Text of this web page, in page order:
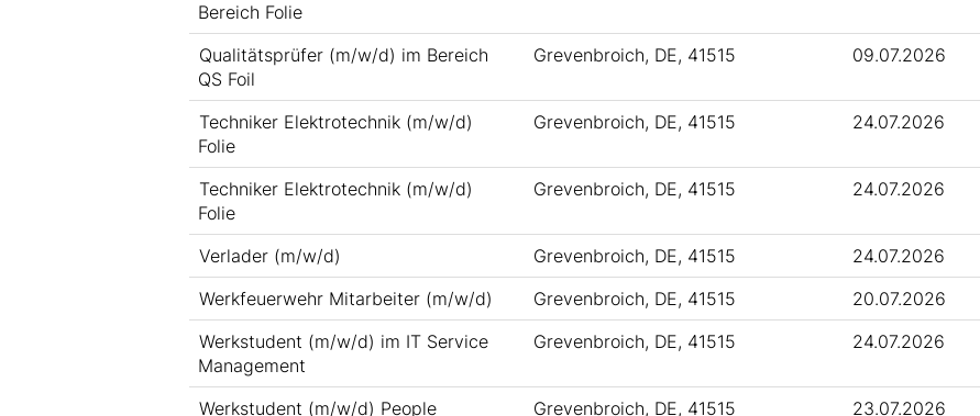
Bereich Folie
Qualitätsprüfer (m/w/d) im Bereich
QS Foil
Grevenbroich, DE, 41515 09.07.2026
Techniker Elektrotechnik (m/w/d)
Folie
Grevenbroich, DE, 41515 24.07.2026
Techniker Elektrotechnik (m/w/d)
Folie
Grevenbroich, DE, 41515 24.07.2026
Verlader (m/w/d) Grevenbroich, DE, 41515
24.07.2026
Werkfeuerwehr Mitarbeiter (m/w/d)
Grevenbroich, DE, 41515
20.07.2026
Werkstudent (m/w/d) im IT Service
Management
Grevenbroich, DE, 41515 24.07.2026
Werkstudent (m/w/d) People Grevenbroich, DE, 41515 23.07.2026